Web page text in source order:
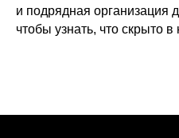
и подрядная организация
чтобы узнать, что скрыто